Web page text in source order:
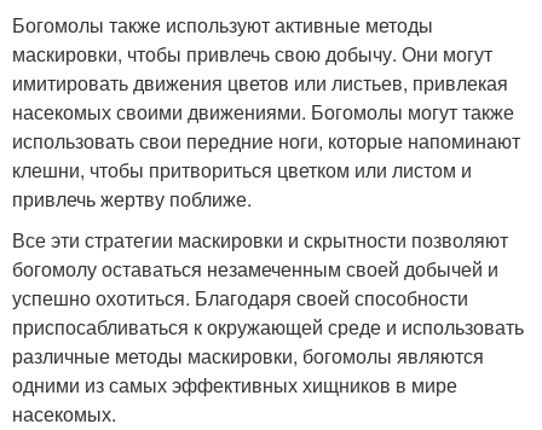
Богомолы также используют активные методы
маскировки, чтобы привлечь свою добычу. Они могут
имитировать движения цветов или листьев, привлекая
насекомых своими движениями. Богомолы могут также
использовать свои передние ноги, которые напоминают
клешни, чтобы притвориться цветком или листом и
привлечь жертву поближе.
Все эти стратегии маскировки и скрытности позволяют
богомолу оставаться незамеченным своей добычей и
успешно охотиться. Благодаря своей способности
приспосабливаться к окружающей среде и использовать
различные методы маскировки, богомолы являются
одними из самых эффективных хищников в мире
насекомых.